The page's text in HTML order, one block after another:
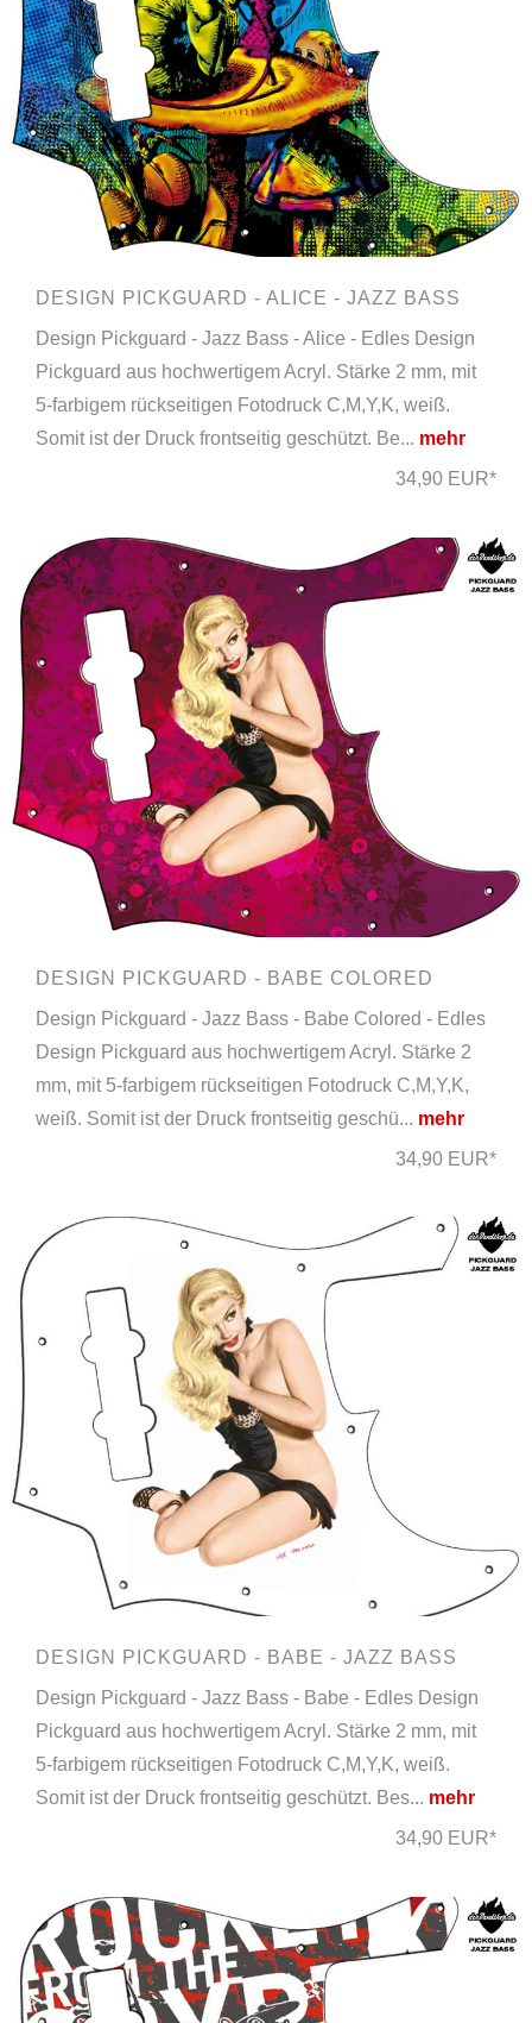
DESIGN PICKGUARD - ALICE - JAZZ BASS
Design Pickguard - Jazz Bass - Alice - Edles Design
Pickguard aus hochwertigem Acryl. Stärke 2 mm, mit
5-farbigem rückseitigen Fotodruck C,M,Y,K, weiß.
Somit ist der Druck frontseitig geschützt. Be... mehr
34,90 EUR*
DESIGN PICKGUARD - BABE COLORED
Design Pickguard - Jazz Bass - Babe Colored - Edles
Design Pickguard aus hochwertigem Acryl. Stärke 2
mm, mit 5-farbigem rückseitigen Fotodruck C,M,Y,K,
weiß. Somit ist der Druck frontseitig geschü... mehr
34,90 EUR*
DESIGN PICKGUARD - BABE - JAZZ BASS
Design Pickguard - Jazz Bass - Babe - Edles Design
Pickguard aus hochwertigem Acryl. Stärke 2 mm, mit
5-farbigem rückseitigen Fotodruck C,M,Y,K, weiß.
Somit ist der Druck frontseitig geschützt. Bes... mehr
34,90 EUR*